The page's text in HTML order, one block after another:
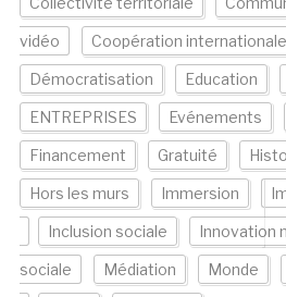
vidéo Coopération internationale
Démocratisation Education
ENTREPRISES Evénements
Financement Gratuité
Hors les murs Immersion
Inclusion sociale Innovation
sociale Médiation Monde